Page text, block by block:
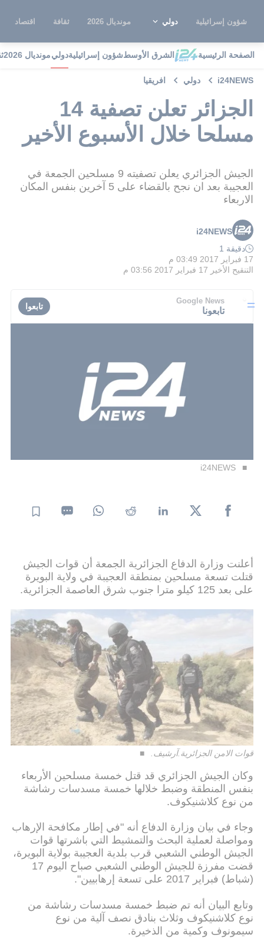
شؤون إسرائيلية دولي مونديال 2026 ثقافة اقتصاد
الصفحة الرئيسية الشرق الأوسطشؤون إسرائيليةدوليمونديال 2026
i24NEWS دولي افريقيا
الجزائر تعلن تصفية 14
مسلحا خلال الأسبوع الأخير
الجيش الجزائري يعلن تصفيته 9 مسلحين الجمعة في
العجيبة بعد ان نجح بالقضاء على 5 آخرين بنفس المكان
الاربعاء
i24NEWS
دقيقة 1
17 فبراير 2017 03:49 م
التنقيح الأخير 17 فبراير 2017 03:56 م
Google News
تابعونا تابعوا
i24NEWS
أعلنت وزارة الدفاع الجزائرية الجمعة أن قوات الجيش
قتلت تسعة مسلحين بمنطقة العجيبة في ولاية البويرة
على بعد 125 كيلو مترا جنوب شرق العاصمة الجزائرية.
قوات الامن الجزائرية.آرشيف.
وكان الجيش الجزائري قد قتل خمسة مسلحين الأربعاء
بنفس المنطقة وضبط خلالها خمسة مسدسات رشاشة
من نوع كلاشنيكوف.
وجاء في بيان وزارة الدفاع أنه "في إطار مكافحة الإرهاب
ومواصلة لعملية البحث والتمشيط التي باشرتها قوات
الجيش الوطني الشعبي قرب بلدية العجيبة بولاية البويرة،
قضت مفرزة للجيش الوطني الشعبي صباح اليوم 17
(شباط) فبراير 2017 على تسعة إرهابيين".
وتابع البيان أنه تم ضبط خمسة مسدسات رشاشة من
نوع كلاشنيكوف وثلاث بنادق نصف آلية من نوع
سيمونوف وكمية من الذخيرة.